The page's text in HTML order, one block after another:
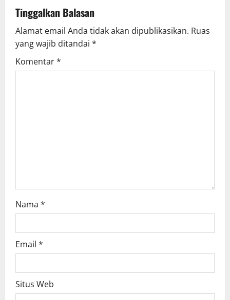
v
i
g
Tinggalkan Balasan
Alamat email Anda tidak akan dipublikasikan. Ruas
yang wajib ditandai *
Komentar*
Nama *
Email *
Situs Web